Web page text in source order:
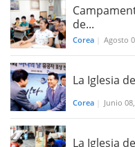
de...
Corea Agosto
La Iglesia
Corea ​​Junio
La Iglesia